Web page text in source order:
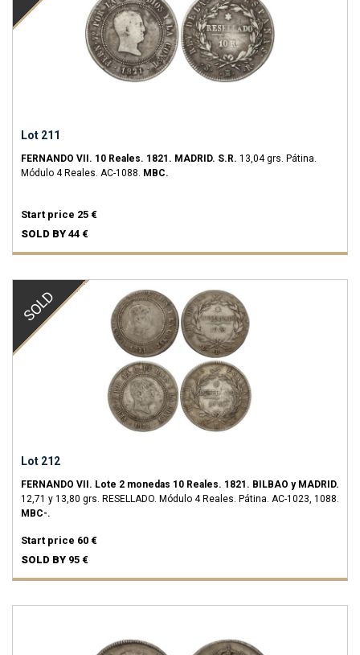
Lot 211
FERNANDO VII. 10 Reales. 1821. MADRID. S.R. 13,04 grs. Pátina.
Módulo 4 Reales. AC-1088. MBC.
Start price 25 €
SOLD BY 44 €
SOLD
Lot 212
FERNANDO VII. Lote 2 monedas 10 Reales. 1821. BILBAO y MADRID.
12,71 y 13,80 grs. RESELLADO. Módulo 4 Reales. Pátina. AC-1023, 1088.
MBC-.
Start price 60 €
SOLD BY 95 €